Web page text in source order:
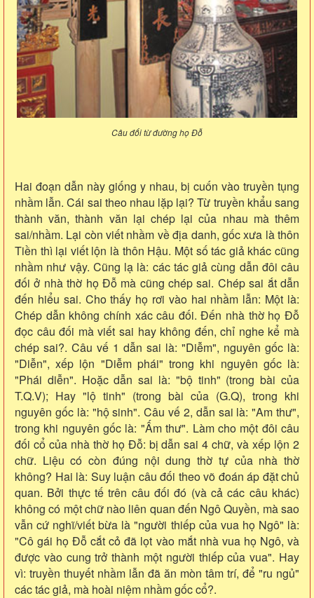
Câu đối từ đường họ Đỗ
Hai đoạn dẫn này giống y nhau, bị cuốn vào truyền tụng
nhầm lẫn. Cái sai theo nhau lặp lại? Từ truyền khẩu sang
thành văn, thành văn lại chép lại của nhau mà thêm
sai/nhầm. Lại còn viết nhầm về địa danh, gốc xưa là thôn
Tiền thì lại viết lộn là thôn Hậu. Một số tác giả khác cũng
nhầm như vậy. Cũng lạ là: các tác giả cùng dẫn đôi câu
đối ở nhà thờ họ Đỗ mà cũng chép sai. Chép sai ắt dẫn
đến hiểu sai. Cho thấy họ rơi vào hai nhầm lẫn: Một là:
Chép dẫn không chính xác câu đối. Đến nhà thờ họ Đỗ
đọc câu đối mà viết sai hay không đến, chỉ nghe kể mà
chép sai?. Câu vế 1 dẫn sai là: "Diễm", nguyên gốc là:
"Diễn", xếp lộn "Diễm phái" trong khi nguyên gốc là:
"Phái diễn". Hoặc dẫn sai là: "bộ tinh" (trong bài của
T.Q.V); Hay "lộ tinh" (trong bài của (G.Q), trong khi
nguyên gốc là: "hộ sinh". Câu vế 2, dẫn sai là: "Am thư",
trong khi nguyên gốc là: "Ấm thư". Làm cho một đôi câu
đối cổ của nhà thờ họ Đỗ: bị dẫn sai 4 chữ, và xếp lộn 2
chữ. Liệu có còn đúng nội dung thờ tự của nhà thờ
không? Hai là: Suy luận câu đối theo võ đoán áp đặt chủ
quan. Bởi thực tế trên câu đối đó (và cả các câu khác)
không có một chữ nào liên quan đến Ngô Quyền, mà sao
vẫn cứ nghĩ/viết bừa là "người thiếp của vua họ Ngô" là:
"Cô gái họ Đỗ cắt cỏ đã lọt vào mắt nhà vua họ Ngô, và
được vào cung trở thành một người thiếp của vua". Hay
vì: truyền thuyết nhầm lẫn đã ăn mòn tâm trí, để "ru ngủ"
các tác giả, mà hoài niệm nhầm gốc cổ?.